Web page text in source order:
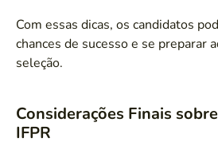
Com essas dicas, os candidatos
chances de sucesso e se preparar
seleção.
Considerações Finais
IFPR